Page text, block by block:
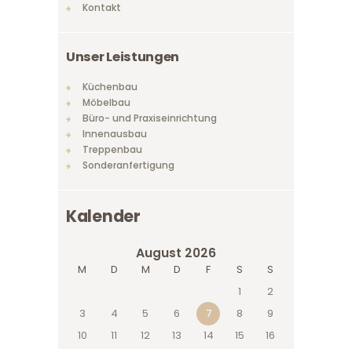
Kontakt
Unser Leistungen
Küchenbau
Möbelbau
Büro- und Praxiseinrichtung
Innenausbau
Treppenbau
Sonderanfertigung
Kalender
August 2026
M D M D F S
S
1
2
3
4 5 6 7 8
9
10
11 12 13 14 15
16